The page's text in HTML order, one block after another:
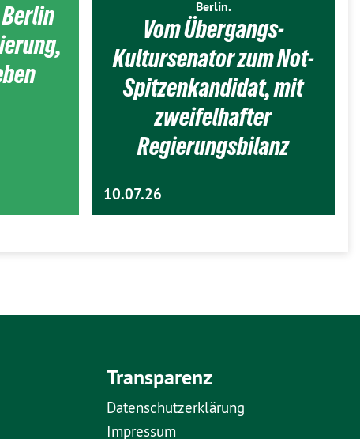
Berlin.
Vom Übergangs-
Kultursenator zum Not-
Spitzenkandidat, mit
zweifelhafter
Regierungsbilanz
10.07.26
Transparenz
Datenschutzerklärung
Impressum